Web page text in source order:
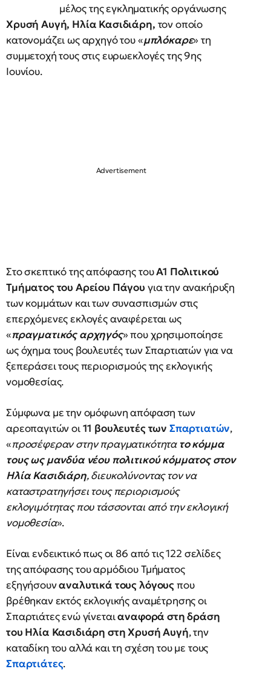
μέλος της εγκληματικής οργάνωσης
Χρυσή Αυγή, Ηλία Κασιδιάρη, τον οποίο
κατονομάζει ως αρχηγό του «μπλόκαρε» τη
συμμετοχή τους στις ευρωεκλογές της 9ης
Ιουνίου.
Στο σκεπτικό της απόφασης τουΑ1 Πολιτικού
Τμήματος του Αρείου Πάγου για την ανακήρυξη
των κομμάτων και των συνασπισμών στις
επερχόμενες εκλογές αναφέρεται ως
«πραγματικός αρχηγός» που χρησιμοποίησε
ως όχημα τους βουλευτές των Σπαρτιατών για να
ξεπεράσει τους περιορισμούς της εκλογικής
νομοθεσίας.
Σύμφωνα με την ομόφωνη απόφαση των
αρεοπαγιτών οι11 βουλευτές των Σπαρτιατών,
«προσέφεραν στην πραγματικότητα το κόμμα
τους ως μανδύα νέου πολιτικού κόμματος στον
Ηλία Κασιδιάρη, διευκολύνοντας τον να
καταστρατηγήσει τους περιορισμούς
εκλογιμότητας που τάσσονται από την εκλογική
νομοθεσία».
Είναι ενδεικτικό πως οι 86 από τις 122 σελίδες
της απόφασης του αρμόδιου Τμήματος
εξηγήσουναναλυτικά τους λόγουςπου
βρέθηκαν εκτός εκλογικής αναμέτρησης οι
Σπαρτιάτες ενώ γίνεταιαναφορά στη δράση
του Ηλία Κασιδιάρη στη Χρυσή Αυγή, την
καταδίκη του αλλά και τη σχέση του με τους
Σπαρτιάτες.